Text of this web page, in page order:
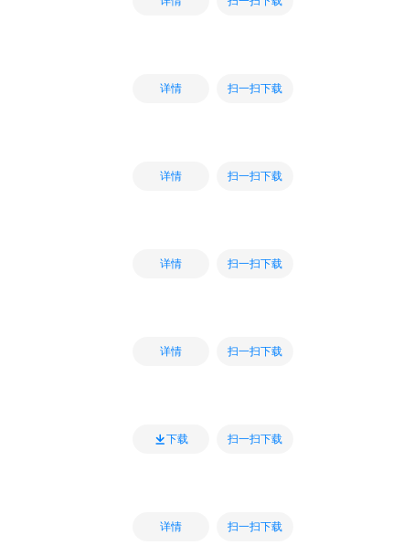
详情 扫一扫下载
详情 扫一扫下载
详情 扫一扫下载
详情 扫一扫下载
下载 扫一扫下载
详情 扫一扫下载